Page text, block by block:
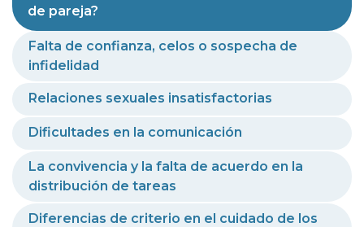
de pareja?
Falta de confianza, celos o sospecha de
infidelidad
Relaciones sexuales insatisfactorias
Dificultades en la comunicación
La convivencia y la falta de acuerdo en la
distribución de tareas
Diferencias de criterio en el cuidado de los